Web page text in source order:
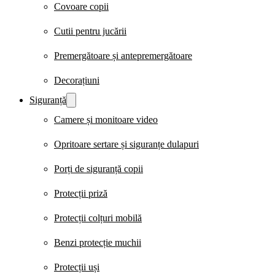
Covoare copii
Cutii pentru jucării
Premergătoare și antepremergătoare
Decorațiuni
Siguranță
Camere și monitoare video
Opritoare sertare și siguranțe dulapuri
Porți de siguranță copii
Protecții priză
Protecții colțuri mobilă
Benzi protecție muchii
Protecții uși